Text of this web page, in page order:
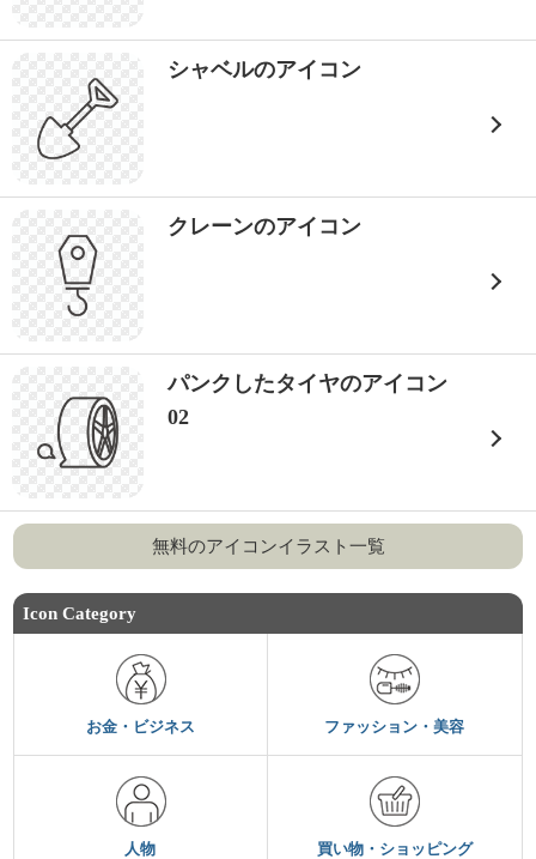
シャベルのアイコン
クレーンのアイコン
パンクしたタイヤのアイコン
02
無料のアイコンイラスト一覧
Icon Category
お金・ビジネス ファッション・美容
人物 買い物・ショッピング